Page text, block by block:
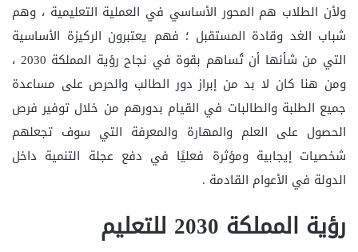
ولأن الطلاب هم المحور الأساسي في العملية التعليمية ، وهم
شباب الغد وقادة المستقبل ؛ فهم يعتبرون الركيزة الأساسية
التي من شأنها أن تُساهم بقوة في نجاح رؤية المملكة 2030 ،
ومن هنا كان لا بد من إبراز دور الطالب والحرص على مساعدة
جميع الطلبة والطالبات في القيام بدورهم من خلال توفير فرص
الحصول على العلم والمهارة والمعرفة التي سوف تجعلهم
شخصيات إيجابية ومؤثرة فعليًا في دفع عجلة التنمية داخل
الدولة في الأعوام القادمة .
رؤية المملكة 2030 للتعليم